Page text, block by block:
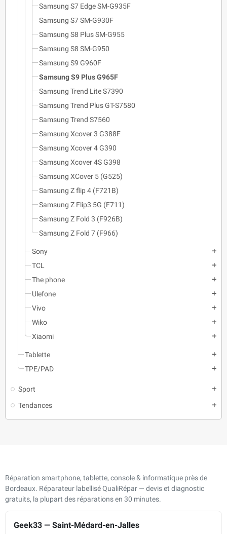
Samsung S7 Edge SM-G935F
Samsung S7 SM-G930F
Samsung S8 Plus SM-G955
Samsung S8 SM-G950
Samsung S9 G960F
Samsung S9 Plus G965F
Samsung Trend Lite S7390
Samsung Trend Plus GT-S7580
Samsung Trend S7560
Samsung Xcover 3 G388F
Samsung Xcover 4 G390
Samsung Xcover 4S G398
Samsung XCover 5 (G525)
Samsung Z flip 4 (F721B)
Samsung Z Flip3 5G (F711)
Samsung Z Fold 3 (F926B)
Samsung Z Fold 7 (F966)
Sony add
TCL add
The phone add
Ulefone add
Vivo add
Wiko add
Xiaomi add
Tablette add
TPE/PAD add
Sport add
Tendances add
Réparation smartphone, tablette, console & informatique près de
Bordeaux. Réparateur labellisé QualiRépar — devis et diagnostic
gratuits, la plupart des réparations en 30 minutes.
Geek33 — Saint-Médard-en-Jalles